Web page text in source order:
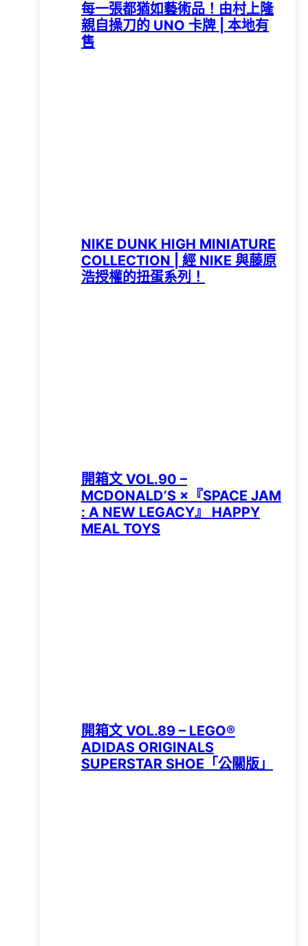
每一張都猶如藝術品！由村上隆
親自操刀的 UNO 卡牌 | 本地有
售
NIKE DUNK HIGH MINIATURE
COLLECTION | 經 NIKE 與藤原
浩授權的扭蛋系列！
開箱文 VOL.90 –
MCDONALD’S ×『SPACE JAM
: A NEW LEGACY』 HAPPY
MEAL TOYS
開箱文 VOL.89 – LEGO®
ADIDAS ORIGINALS
SUPERSTAR SHOE「公關版」